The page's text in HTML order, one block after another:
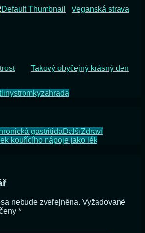
Veganská strava
Takový obyčejný krásný den
stromkyzahrada
gastritidaDalšíZdraví
kouřícího nápoje jako lék
nebude zveřejněna. Vyžadované
*